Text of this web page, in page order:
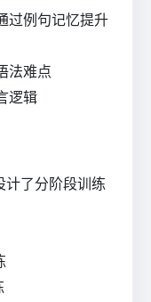
过例句记忆提升
法难点
逻辑
计了分阶段训练